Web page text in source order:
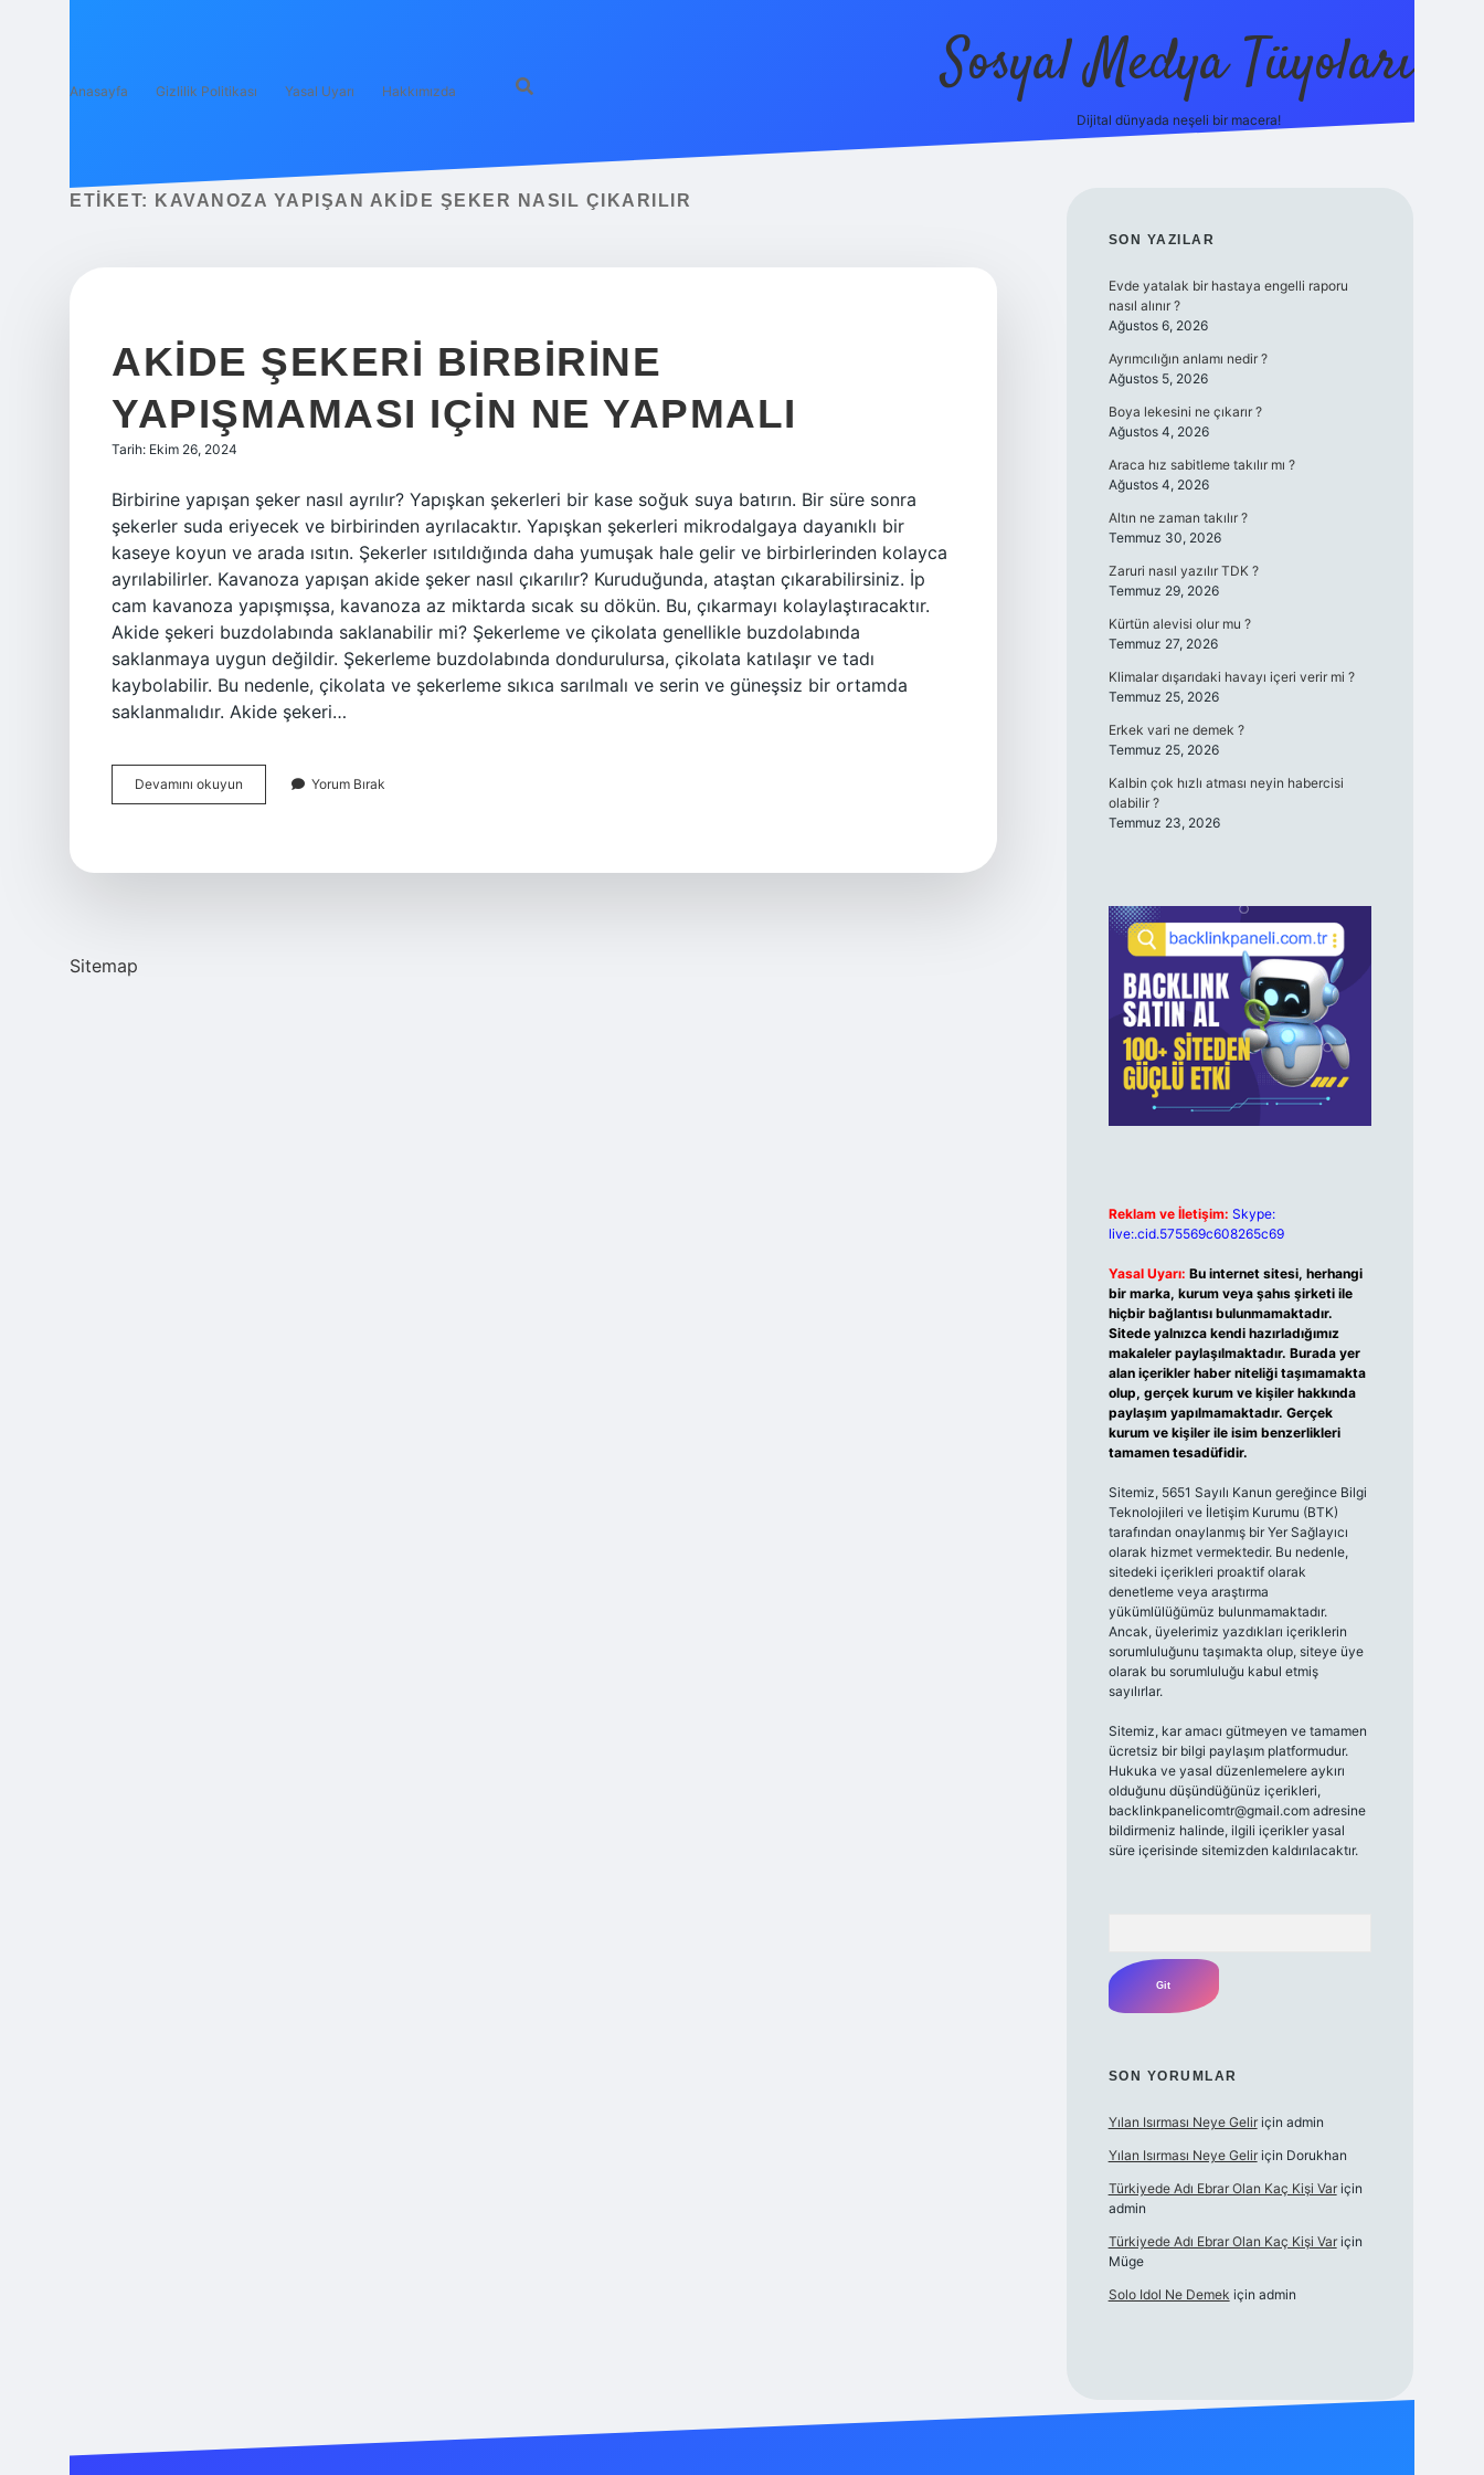
Anasayfa Gizlilik Politikası Yasal Uyarı Hakkımızda Sosyal Medya Tüyoları
Dijital dünyada neşeli bir macera!
ETIKET: KAVANOZA YAPIŞAN AKIDE ŞEKER NASIL ÇIKARILIR
AKIDE ŞEKERI BIRBIRINE
YAPIŞMAMASI IÇIN NE YAPMALI
Tarih: Ekim 26, 2024
Birbirine yapışan şeker nasıl ayrılır? Yapışkan şekerleri bir kase soğuk suya batırın. Bir süre sonra
şekerler suda eriyecek ve birbirinden ayrılacaktır. Yapışkan şekerleri mikrodalgaya dayanıklı bir
kaseye koyun ve arada ısıtın. Şekerler ısıtıldığında daha yumuşak hale gelir ve birbirlerinden kolayca
ayrılabilirler. Kavanoza yapışan akide şeker nasıl çıkarılır? Kuruduğunda, ataştan çıkarabilirsiniz. İp
cam kavanoza yapışmışsa, kavanoza az miktarda sıcak su dökün. Bu, çıkarmayı kolaylaştıracaktır.
Akide şekeri buzdolabında saklanabilir mi? Şekerleme ve çikolata genellikle buzdolabında
saklanmaya uygun değildir. Şekerleme buzdolabında dondurulursa, çikolata katılaşır ve tadı
kaybolabilir. Bu nedenle, çikolata ve şekerleme sıkıca sarılmalı ve serin ve güneşsiz bir ortamda
saklanmalıdır. Akide şekeri…
Devamını okuyun
Şekeri
Yorum Bırak
Sitemap
SIDEBAR
SON YAZILAR
Evde yatalak bir hastaya engelli raporu
nasıl alınır ?
Ağustos 6, 2026
Ayrımcılığın anlamı nedir ?
Ağustos 5, 2026
Boya lekesini ne çıkarır ?
Ağustos 4, 2026
Araca hız sabitleme takılır mı ?
Ağustos 4, 2026
Altın ne zaman takılır ?
Temmuz 30, 2026
Zaruri nasıl yazılır TDK ?
Temmuz 29, 2026
Kürtün alevisi olur mu ?
Temmuz 27, 2026
Klimalar dışarıdaki havayı içeri verir mi ?
Temmuz 25, 2026
Erkek vari ne demek ?
Temmuz 25, 2026
Kalbin çok hızlı atması neyin habercisi
olabilir ?
Temmuz 23, 2026
Reklam ve İletişim: Skype:
live:.cid.575569c608265c69
Yasal Uyarı: Bu internet sitesi, herhangi
bir marka, kurum veya şahıs şirketi ile
hiçbir bağlantısı bulunmamaktadır.
Sitede yalnızca kendi hazırladığımız
makaleler paylaşılmaktadır. Burada yer
alan içerikler haber niteliği taşımamakta
olup, gerçek kurum ve kişiler hakkında
paylaşım yapılmamaktadır. Gerçek
kurum ve kişiler ile isim benzerlikleri
tamamen tesadüfidir.
Sitemiz, 5651 Sayılı Kanun gereğince Bilgi
Teknolojileri ve İletişim Kurumu (BTK)
tarafından onaylanmış bir Yer Sağlayıcı
olarak hizmet vermektedir. Bu nedenle,
sitedeki içerikleri proaktif olarak
denetleme veya araştırma
yükümlülüğümüz bulunmamaktadır.
Ancak, üyelerimiz yazdıkları içeriklerin
sorumluluğunu taşımakta olup, siteye üye
olarak bu sorumluluğu kabul etmiş
sayılırlar.
Sitemiz, kar amacı gütmeyen ve tamamen
ücretsiz bir bilgi paylaşım platformudur.
Hukuka ve yasal düzenlemelere aykırı
olduğunu düşündüğünüz içerikleri,
backlinkpanelicomtr@gmail.comadresine
bildirmeniz halinde, ilgili içerikler yasal
süre içerisinde sitemizden kaldırılacaktır.
SON YORUMLAR
Yılan Isırması Neye Geliriçin admin
Yılan Isırması Neye Geliriçin Dorukhan
Türkiyede Adı Ebrar Olan Kaç Kişi Variçin
admin
Türkiyede Adı Ebrar Olan Kaç Kişi Variçin
Müge
Solo Idol Ne Demek için admin